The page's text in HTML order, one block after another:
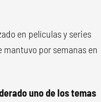
en películas y series
por semanas en
uno de los temas